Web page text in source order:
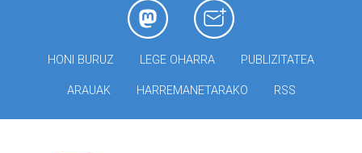
HONI BURUZ LEGE OHARRA PUBLIZITATEA
ARAUAK HARREMANETARAKO RSS